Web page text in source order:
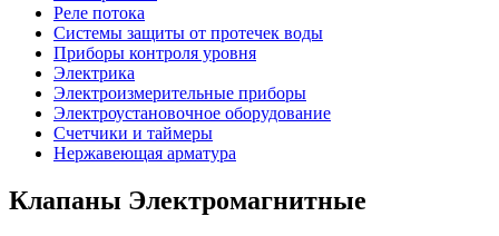
Реле потока
Системы защиты от протечек воды
Приборы контроля уровня
Электрика
Электроизмерительные приборы
Электроустановочное оборудование
Счетчики и таймеры
Нержавеющая арматура
Клапаны Электромагнитные